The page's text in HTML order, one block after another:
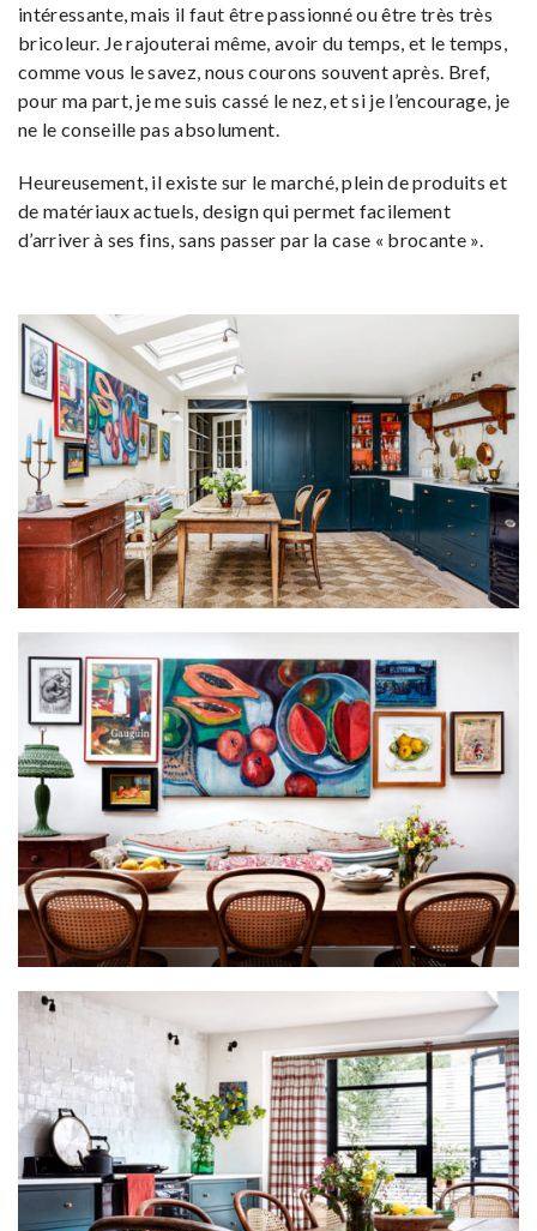
intéressante, mais il faut être passionné ou être très très
bricoleur. Je rajouterai même, avoir du temps, et le temps,
comme vous le savez, nous courons souvent après. Bref,
pour ma part, je me suis cassé le nez, et si je l’encourage, je
ne le conseille pas absolument.
Heureusement, il existe sur le marché, plein de produits et
de matériaux actuels, design qui permet facilement
d’arriver à ses fins, sans passer par la case « brocante ».